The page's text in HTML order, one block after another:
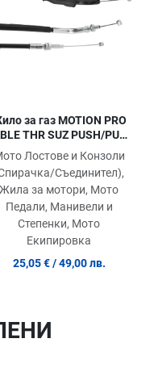
за газ MOTION PRO
THR SUZ PUSH/PULL
DR-Z 250
Лостове и Конзоли
Съединител),
Жила за мотори, Мото
Педали, Манивели и
Степенки, Мото
Екипировка
25,05 € / 49,00 лв.